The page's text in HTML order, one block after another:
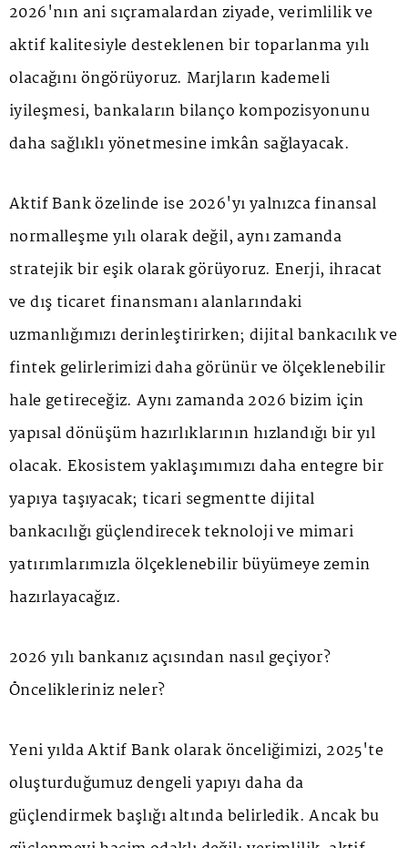
2026'nın ani sıçramalardan ziyade, verimlilik ve
aktif kalitesiyle desteklenen bir toparlanma yılı
olacağını öngörüyoruz. Marjların kademeli
iyileşmesi, bankaların bilanço kompozisyonunu
daha sağlıklı yönetmesine imkân sağlayacak.
Aktif Bank özelinde ise 2026'yı yalnızca finansal
normalleşme yılı olarak değil, aynı zamanda
stratejik bir eşik olarak görüyoruz. Enerji, ihracat
ve dış ticaret finansmanı alanlarındaki
uzmanlığımızı derinleştirirken; dijital bankacılık ve
fintek gelirlerimizi daha görünür ve ölçeklenebilir
hale getireceğiz. Aynı zamanda 2026 bizim için
yapısal dönüşüm hazırlıklarının hızlandığı bir yıl
olacak. Ekosistem yaklaşımımızı daha entegre bir
yapıya taşıyacak; ticari segmentte dijital
bankacılığı güçlendirecek teknoloji ve mimari
yatırımlarımızla ölçeklenebilir büyümeye zemin
hazırlayacağız.
2026 yılı bankanız açısından nasıl geçiyor?
Öncelikleriniz neler?
Yeni yılda Aktif Bank olarak önceliğimizi, 2025'te
oluşturduğumuz dengeli yapıyı daha da
güçlendirmek başlığı altında belirledik. Ancak bu